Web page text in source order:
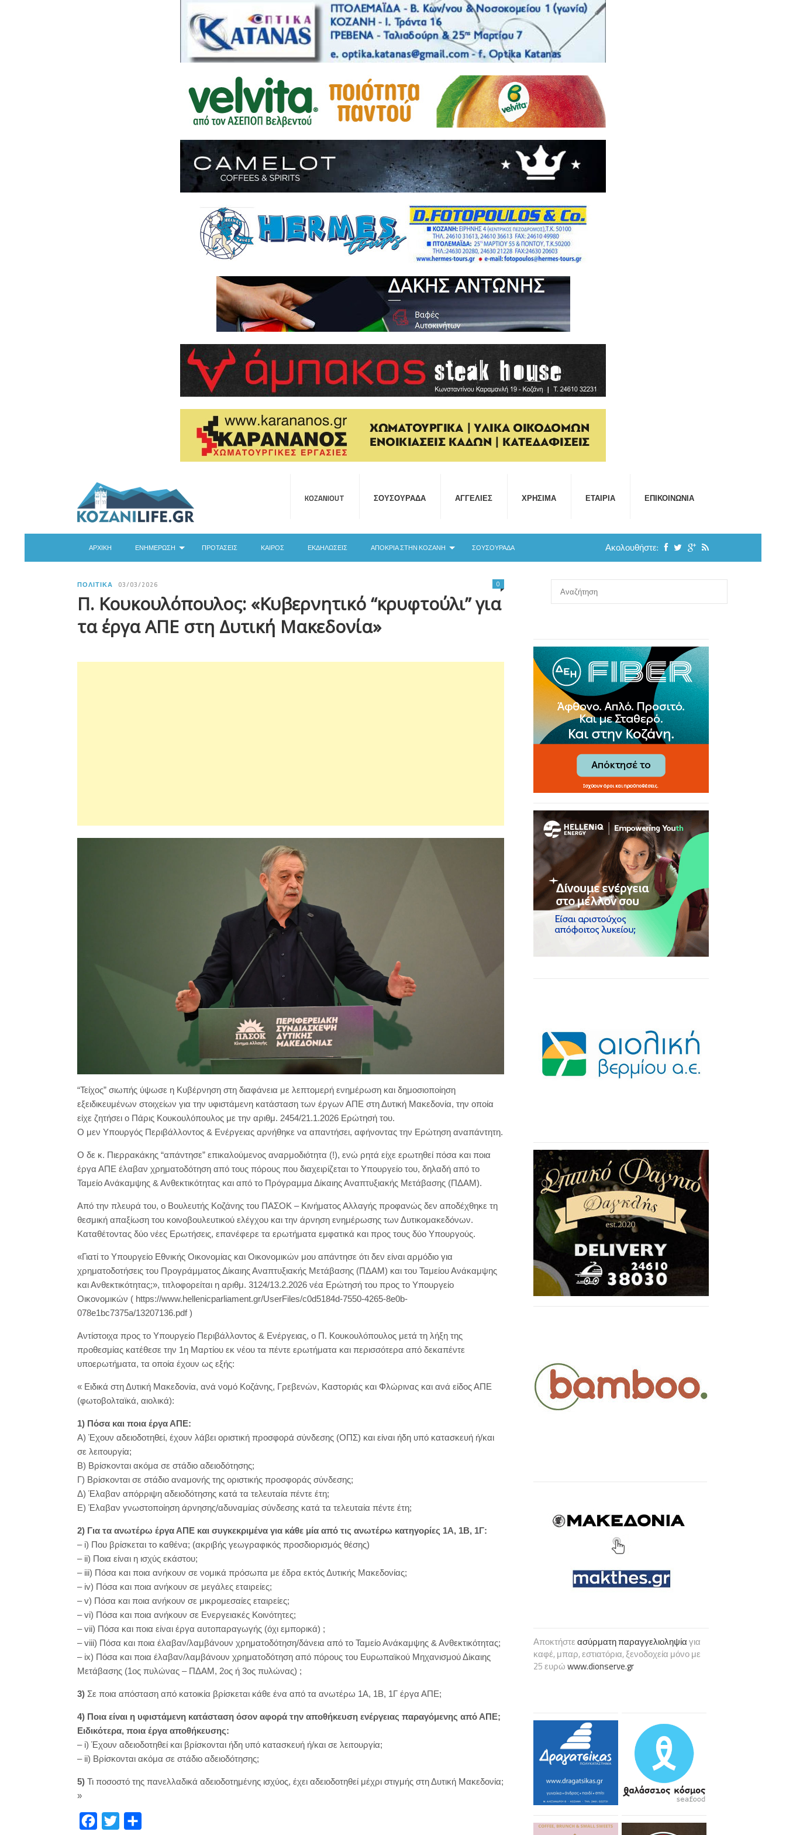
KOZANIOUT ΣΟΥΣΟΥΡΆΔΑ ΑΓΓΕΛΊΕΣ ΧΡΉΣΙΜΑ ΕΤΑΙΡΊΑ ΕΠΙΚΟΙΝΩΝΊΑ
ΑΡΧΙΚΉ ΕΝΗΜΈΡΩΣΗ ΠΡΟΤΆΣΕΙΣ ΚΑΙΡΌΣ ΕΚΔΗΛΏΣΕΙΣ ΑΠΟΚΡΙΆ ΣΤΗΝ ΚΟΖΆΝΗ ΣΟΥΣΟΥΡΆΔΑ Ακολουθήστε:
ΠΟΛΙΤΙΚΆ 03/03/2026
Π. Κουκουλόπουλος: «Κυβερνητικό “κρυφτούλι” για
τα έργα ΑΠΕ στη Δυτική Μακεδονία»
0
“Τείχος” σιωπής ύψωσε η Κυβέρνηση στη διαφάνεια με λεπτομερή ενημέρωση και δημοσιοποίηση
εξειδικευμένων στοιχείων για την υφιστάμενη κατάσταση των έργων ΑΠΕ στη Δυτική Μακεδονία, την οποία
είχε ζητήσει ο Πάρις Κουκουλόπουλος με την αριθμ. 2454/21.1.2026 Ερώτησή του.
Ο μεν Υπουργός Περιβάλλοντος & Ενέργειας αρνήθηκε να απαντήσει, αφήνοντας την Ερώτηση αναπάντητη.
Ο δε κ. Πιερρακάκης “απάντησε” επικαλούμενος αναρμοδιότητα (!), ενώ ρητά είχε ερωτηθεί πόσα και ποια
έργα ΑΠΕ έλαβαν χρηματοδότηση από τους πόρους που διαχειρίζεται το Υπουργείο του, δηλαδή από το
Ταμείο Ανάκαμψης & Ανθεκτικότητας και από το Πρόγραμμα Δίκαιης Αναπτυξιακής Μετάβασης (ΠΔΑΜ).
Από την πλευρά του, ο Βουλευτής Κοζάνης του ΠΑΣΟΚ – Κινήματος Αλλαγής προφανώς δεν αποδέχθηκε τη
θεσμική απαξίωση του κοινοβουλευτικού ελέγχου και την άρνηση ενημέρωσης των Δυτικομακεδόνων.
Καταθέτοντας δύο νέες Ερωτήσεις, επανέφερε τα ερωτήματα εμφατικά και προς τους δύο Υπουργούς.
«Γιατί το Υπουργείο Εθνικής Οικονομίας και Οικονομικών μου απάντησε ότι δεν είναι αρμόδιο για
χρηματοδοτήσεις του Προγράμματος Δίκαιης Αναπτυξιακής Μετάβασης (ΠΔΑΜ) και του Ταμείου Ανάκαμψης
και Ανθεκτικότητας;», τιτλοφορείται η αριθμ. 3124/13.2.2026 νέα Ερώτησή του προς το Υπουργείο
Οικονομικών ( https://www.hellenicparliament.gr/UserFiles/c0d5184d-7550-4265-8e0b-
078e1bc7375a/13207136.pdf )
Αντίστοιχα προς το Υπουργείο Περιβάλλοντος & Ενέργειας, ο Π. Κουκουλόπουλος μετά τη λήξη της
προθεσμίας κατέθεσε την 1η Μαρτίου εκ νέου τα πέντε ερωτήματα και περισσότερα από δεκαπέντε
υποερωτήματα, τα οποία έχουν ως εξής:
« Ειδικά στη Δυτική Μακεδονία, ανά νομό Κοζάνης, Γρεβενών, Καστοριάς και Φλώρινας και ανά είδος ΑΠΕ
(φωτοβολταϊκά, αιολικά):
1) Πόσα και ποια έργα ΑΠΕ:
Α) Έχουν αδειοδοτηθεί, έχουν λάβει οριστική προσφορά σύνδεσης (ΟΠΣ) και είναι ήδη υπό κατασκευή ή/και
σε λειτουργία;
Β) Βρίσκονται ακόμα σε στάδιο αδειοδότησης;
Γ) Βρίσκονται σε στάδιο αναμονής της οριστικής προσφοράς σύνδεσης;
Δ) Έλαβαν απόρριψη αδειοδότησης κατά τα τελευταία πέντε έτη;
Ε) Έλαβαν γνωστοποίηση άρνησης/αδυναμίας σύνδεσης κατά τα τελευταία πέντε έτη;
2) Για τα ανωτέρω έργα ΑΠΕ και συγκεκριμένα για κάθε μία από τις ανωτέρω κατηγορίες 1A, 1Β, 1Γ:
– i) Που βρίσκεται το καθένα; (ακριβής γεωγραφικός προσδιορισμός θέσης)
– ii) Ποια είναι η ισχύς εκάστου;
– iii) Πόσα και ποια ανήκουν σε νομικά πρόσωπα με έδρα εκτός Δυτικής Μακεδονίας;
– iv) Πόσα και ποια ανήκουν σε μεγάλες εταιρείες;
– v) Πόσα και ποια ανήκουν σε μικρομεσαίες εταιρείες;
– vi) Πόσα και ποια ανήκουν σε Ενεργειακές Κοινότητες;
– vii) Πόσα και ποια είναι έργα αυτοπαραγωγής (όχι εμπορικά) ;
– viii) Πόσα και ποια έλαβαν/λαμβάνουν χρηματοδότηση/δάνεια από το Ταμείο Ανάκαμψης & Ανθεκτικότητας;
– ix) Πόσα και ποια έλαβαν/λαμβάνουν χρηματοδότηση από πόρους του Ευρωπαϊκού Μηχανισμού Δίκαιης
Μετάβασης (1ος πυλώνας – ΠΔΑΜ, 2ος ή 3ος πυλώνας) ;
3) Σε ποια απόσταση από κατοικία βρίσκεται κάθε ένα από τα ανωτέρω 1A, 1Β, 1Γ έργα ΑΠΕ;
4) Ποια είναι η υφιστάμενη κατάσταση όσον αφορά την αποθήκευση ενέργειας παραγόμενης από ΑΠΕ;
Ειδικότερα, ποια έργα αποθήκευσης:
– i) Έχουν αδειοδοτηθεί και βρίσκονται ήδη υπό κατασκευή ή/και σε λειτουργία;
– ii) Βρίσκονται ακόμα σε στάδιο αδειοδότησης;
5) Τι ποσοστό της πανελλαδικά αδειοδοτημένης ισχύος, έχει αδειοδοτηθεί μέχρι στιγμής στη Δυτική Μακεδονία;
»
Αποκτήστεασύρματη παραγγελιοληψίαγια
καφέ, μπαρ, εστιατόρια, ξενοδοχεία μόνο με
25 ευρώwww.dionserve.gr